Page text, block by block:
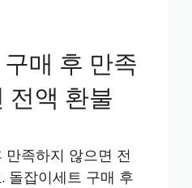
매 후 만족
전액 환불
족하지 않으면 전
돌잡이세트 구매 후